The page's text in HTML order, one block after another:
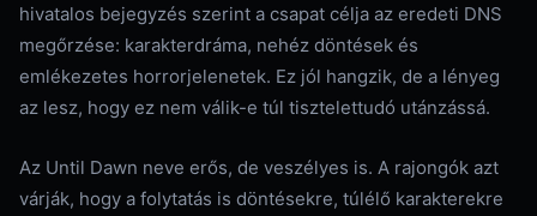
hivatalos bejegyzés szerint a csapat célja az eredeti DNS
megőrzése: karakterdráma, nehéz döntések és
emlékezetes horrorjelenetek. Ez jól hangzik, de a lényeg
az lesz, hogy ez nem válik-e túl tisztelettudó utánzássá.
Az Until Dawn neve erős, de veszélyes is. A rajongók azt
várják, hogy a folytatás is döntésekre, túlélő karakterekre